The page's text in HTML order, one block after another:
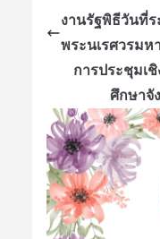
งานรัฐพิธีวันที่ร
พระนเรศวรมห
การประชุมเ
ศึกษาจั